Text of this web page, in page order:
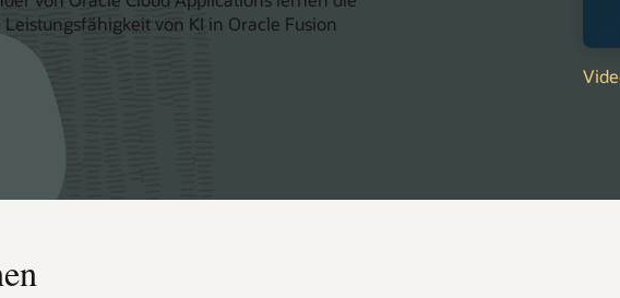
von KI in Oracle Fusion